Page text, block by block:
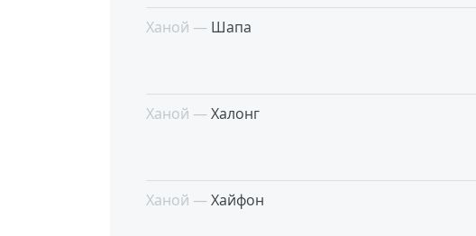
Ханой — Шапа
Ханой — Халонг
Ханой — Хайфон